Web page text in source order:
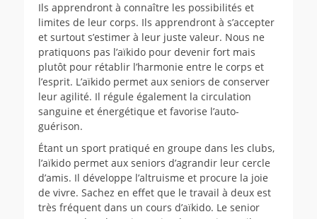
Ils apprendront à connaître les possibilités et
limites de leur corps. Ils apprendront à s’accepter
et surtout s’estimer à leur juste valeur. Nous ne
pratiquons pas l’aïkido pour devenir fort mais
plutôt pour rétablir l’harmonie entre le corps et
l’esprit. L’aïkido permet aux seniors de conserver
leur agilité. Il régule également la circulation
sanguine et énergétique et favorise l’auto-
guérison.
Étant un sport pratiqué en groupe dans les clubs,
l’aïkido permet aux seniors d’agrandir leur cercle
d’amis. Il développe l’altruisme et procure la joie
de vivre. Sachez en effet que le travail à deux est
très fréquent dans un cours d’aïkido. Le senior